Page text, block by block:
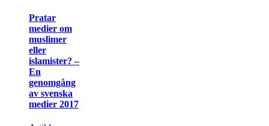
Pratar
medier om
muslimer
eller
islamister? –
En
genomgång
av svenska
medier 2017